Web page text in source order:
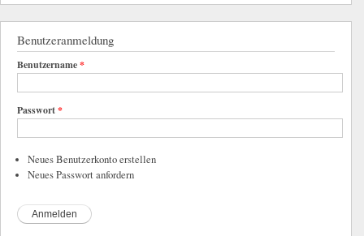
Benutzeranmeldung
Benutzername*
Passwort*
Neues Benutzerkonto erstellen
Neues Passwort anfordern